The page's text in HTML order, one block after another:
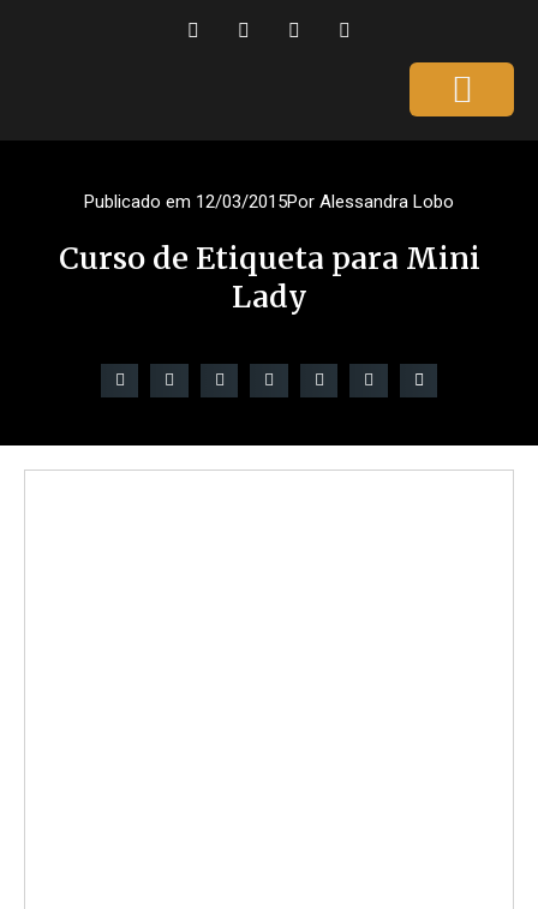
Publicado em 12/03/2015Por Alessandra Lobo
Curso de Etiqueta para Mini
Lady